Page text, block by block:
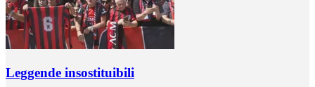
Leggende insostituibili